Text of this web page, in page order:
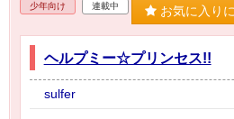
少年向け 連載中 お気に入り
ヘルプミー☆プリンセス!!
sulfer